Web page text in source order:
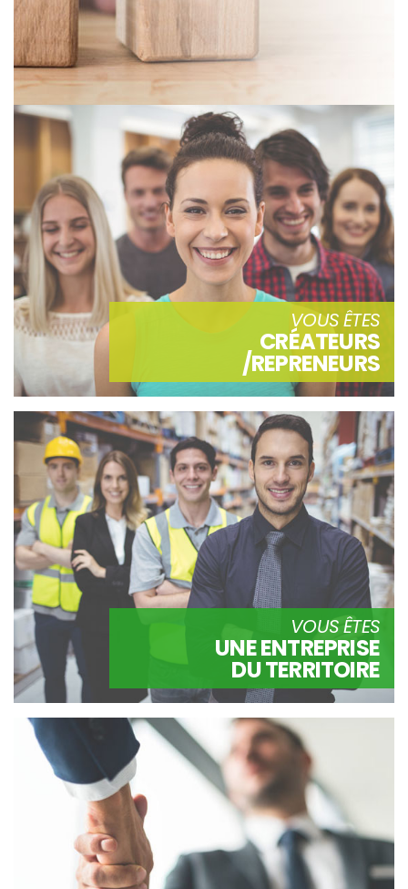
VOUS ÊTES
CRÉATEURS
/REPRENEURS
VOUS ÊTES
UNE ENTREPRISE
DU TERRITOIRE